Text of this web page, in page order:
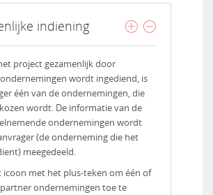
indiening
project gezamenlijk door
wordt ingediend, is
één van de ondernemingen, die
wordt. De informatie van de
ondernemingen wordt
(de onderneming die het
meegedeeld.
icoon met het plus-teken om één of
ondernemingen toe te